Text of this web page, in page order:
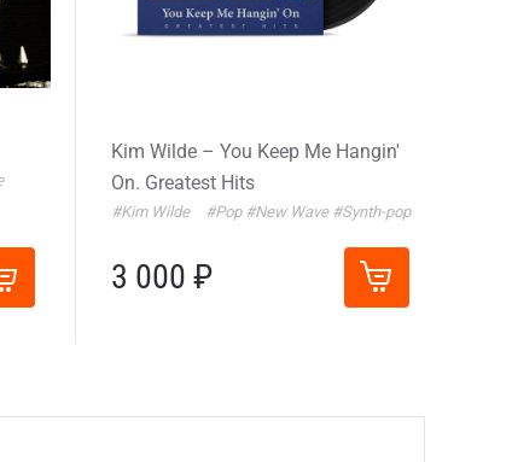
Kim Wilde – You Keep Me Hangin'
On. Greatest Hits
#Kim Wilde #Pop #New Wave #Synth-pop
3 000 ₽